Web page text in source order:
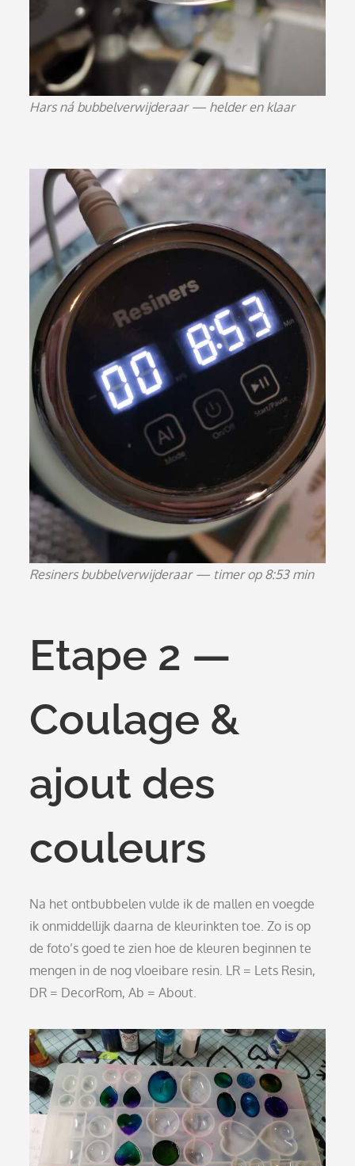
Hars ná bubbelverwijderaar — helder en klaar
Resiners bubbelverwijderaar — timer op 8:53 min
Etape 2 —
Coulage &
ajout des
couleurs
Na het ontbubbelen vulde ik de mallen en voegde
ik onmiddellijk daarna de kleurinkten toe. Zo is op
de foto’s goed te zien hoe de kleuren beginnen te
mengen in de nog vloeibare resin. LR = Lets Resin,
DR = DecorRom, Ab = About.